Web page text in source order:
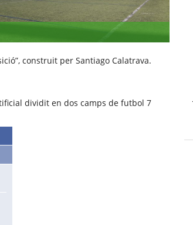
construit per Santiago Calatrava.
dividit en dos camps de futbol 7